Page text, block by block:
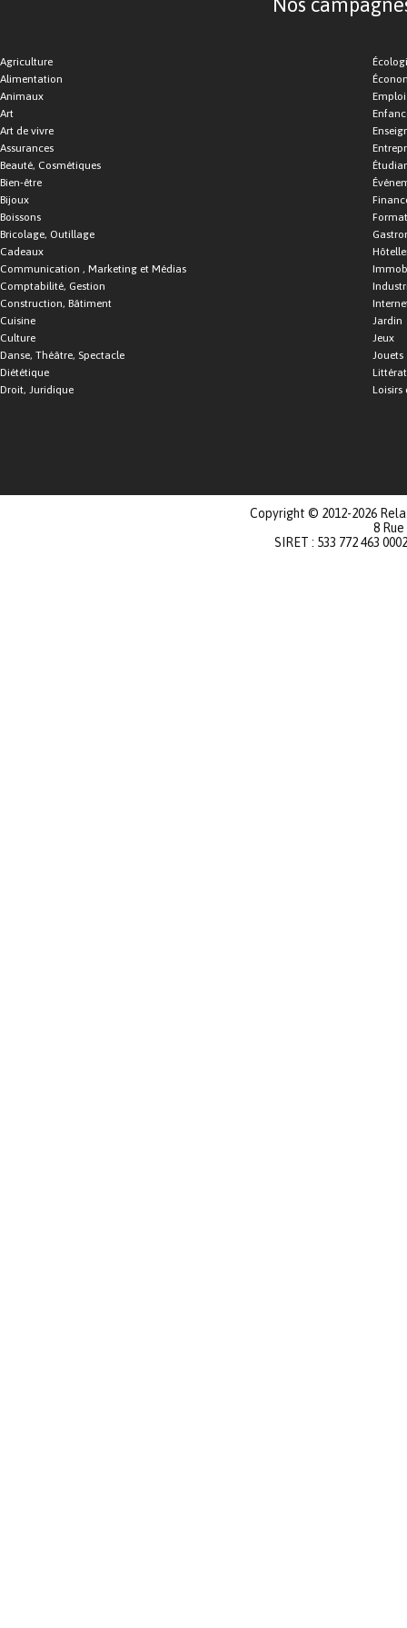
Agriculture
Alimentation
Animaux
Art
Art de vivre
Assurances
Beauté, Cosmétiques
Bien-être
Bijoux
Boissons
Bricolage, Outillage
Cadeaux
Communication , Marketing et Médias
Comptabilité, Gestion
Construction, Bâtiment
Cuisine
Culture
Danse, Théâtre, Spectacle
Diététique
Droit, Juridique
Emploi
Jardin
Jeux
Jouets
Loisirs
Copyright © 2012-2026
8
SIRET : 533 772 463